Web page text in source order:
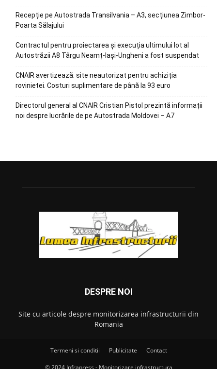
Recepție pe Autostrada Transilvania – A3, secțiunea Zimbor-
Poarta Sălajului
Contractul pentru proiectarea și execuția ultimului lot al
Autostrăzii A8 Târgu Neamț-Iași-Ungheni a fost suspendat
CNAIR avertizează: site neautorizat pentru achiziția
rovinietei. Costuri suplimentare de până la 93 euro
Directorul general al CNAIR Cristian Pistol prezintă informații
noi despre lucrările de pe Autostrada Moldovei – A7
DESPRE NOI
Site cu articole despre monitorizarea infrastructurii din
Romania
Termeni si conditii Publicitate Contact
© 2024 Infrapress - Monitorizare infrastructura